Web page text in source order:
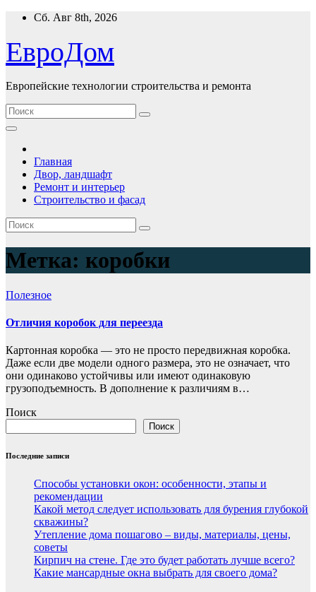
Перейти
содержимому
Сб. Авг 8th, 2026
ЕвроДом
Европейские технологии строительства и ремонта
Главная
Двор, ландшафт
Ремонт и интерьер
Строительство и фасад
Метка: коробки
Полезнoe
Отличия коробок для переезда
Картонная коробка — это не просто передвижная коробка.
Даже если две модели одного размера, это не означает, что
они одинаково устойчивы или имеют одинаковую
грузоподъемность. В дополнение к различиям в…
Поиск
Поиск
Последние записи
Способы установки окон: особенности, этапы и
рекомендации
Какой метод следует использовать для бурения глубокой
скважины?
Утепление дома пошагово – виды, материалы, цены,
советы
Кирпич на стене. Где это будет работать лучше всего?
Какие мансардные окна выбрать для своего дома?